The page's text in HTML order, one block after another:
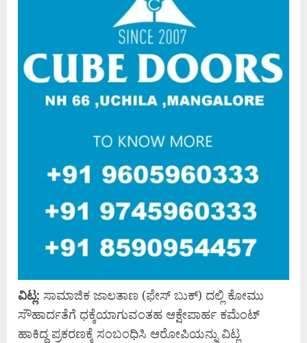
ವಿಟ್ಲ: ಸಾಮಾಜಿಕ ಜಾಲತಾಣ (ಫೇಸ್ ಬುಕ್) ದಲ್ಲಿ ಕೋಮು
ಸೌಹಾರ್ದತೆಗೆ ಧಕ್ಕೆಯಾಗುವಂತಹ ಆಕ್ಷೇಪಾರ್ಹ ಕಮೆಂಟ್
ಹಾಕಿದ್ದ ಪ್ರಕರಣಕ್ಕೆ ಸಂಬಂಧಿಸಿ ಆರೋಪಿಯನ್ನು ವಿಟ್ಲ